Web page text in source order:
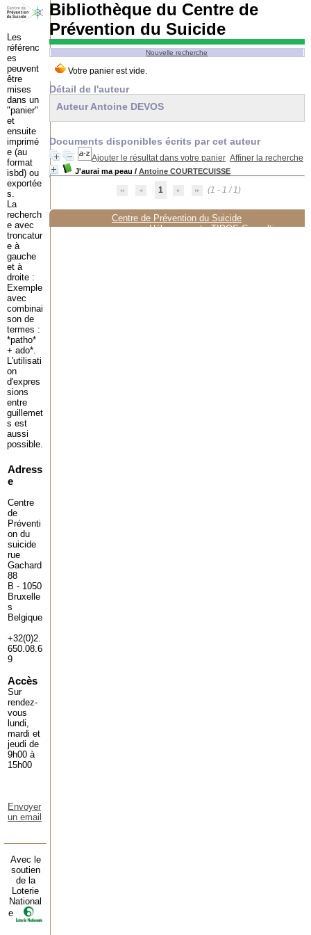
Bibliothèque du Centre de
Prévention du Suicide
Nouvelle recherche
Détail de l'auteur
Auteur Antoine DEVOS
Documents disponibles écrits par cet auteur
Ajouter le résultat dans votre panier Affiner la recherche
J'aurai ma peau / Antoine COURTECUISSE
1 (1 - 1 / 1)
Centre de Prévention du Suicide
Hébergement :TIPOS Consulting
Les
référenc
es
peuvent
être
mises
dans un
"panier"
et
ensuite
imprimé
e (au
format
isbd) ou
exportée
s.
La
recherch
e avec
troncatur
e à
gauche
et à
droite :
Exemple
avec
combinai
son de
termes :
*patho*
+ ado*.
L'utilisati
on
d'expres
sions
entre
guillemet
s est
aussi
possible.
Adress
e
Centre
de
Préventi
on du
suicide
rue
Gachard
88
B - 1050
Bruxelle
s
Belgique
+32(0)2.
650.08.6
9
Accès
Sur
rendez-
vous
lundi,
mardi et
jeudi de
9h00 à
15h00
Envoyer
un email
Avec le
soutien
de la
Loterie
National
e